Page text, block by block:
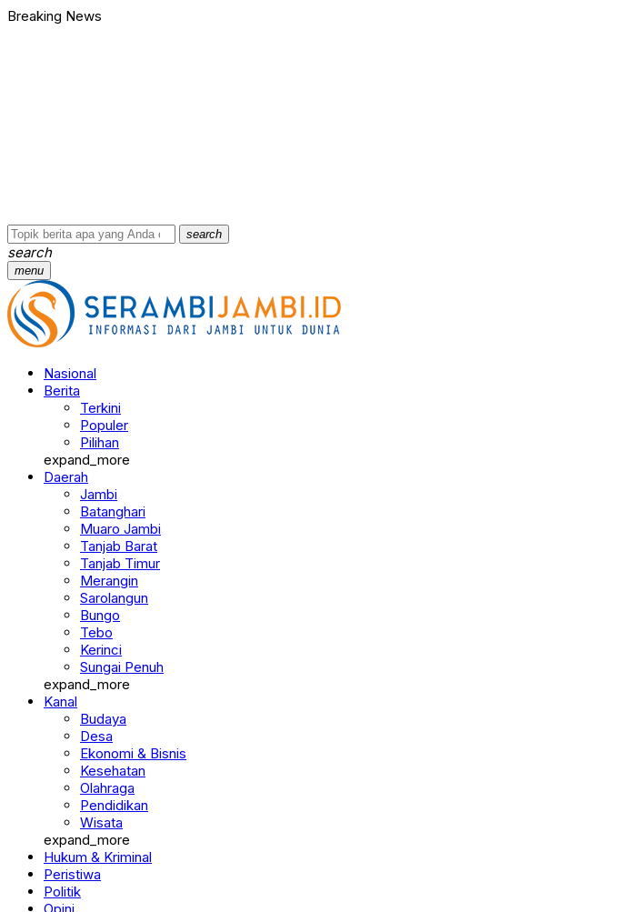
Breaking News
search
search
menu
Nasional
Berita
Terkini
Populer
Pilihan
expand_more
Daerah
Jambi
Batanghari
Muaro Jambi
Tanjab Barat
Tanjab Timur
Merangin
Sarolangun
Bungo
Tebo
Kerinci
Sungai Penuh
expand_more
Kanal
Budaya
Desa
Ekonomi & Bisnis
Kesehatan
Olahraga
Pendidikan
Wisata
expand_more
Hukum & Kriminal
Peristiwa
Politik